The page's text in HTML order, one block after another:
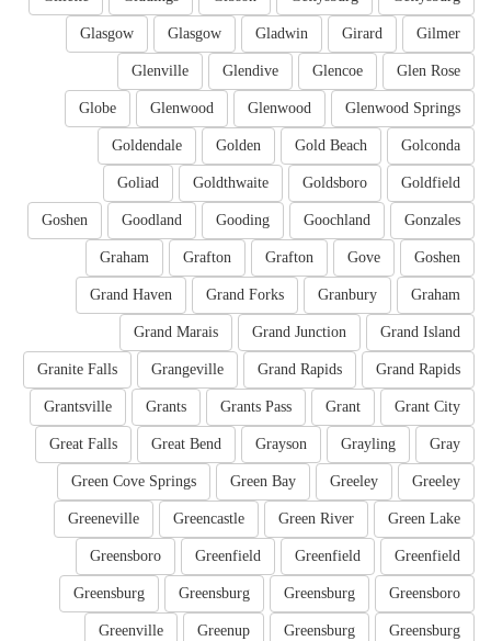
Gilmer
Girard
Gladwin
Glasgow
Glasgow
Glen Rose
Glencoe
Glendive
Glenville
Glenwood Springs
Glenwood
Glenwood
Globe
Golconda
Gold Beach
Golden
Goldendale
Goldfield
Goldsboro
Goldthwaite
Goliad
Gonzales
Goochland
Gooding
Goodland
Goshen
Goshen
Gove
Grafton
Grafton
Graham
Graham
Granbury
Grand Forks
Grand Haven
Grand Island
Grand Junction
Grand Marais
Grand Rapids
Grand Rapids
Grangeville
Granite Falls
Grant City
Grant
Grants Pass
Grants
Grantsville
Gray
Grayling
Grayson
Great Bend
Great Falls
Greeley
Greeley
Green Bay
Green Cove Springs
Green Lake
Green River
Greencastle
Greeneville
Greenfield
Greenfield
Greenfield
Greensboro
Greensboro
Greensburg
Greensburg
Greensburg
Greensburg
Greensburg
Greenup
Greenville